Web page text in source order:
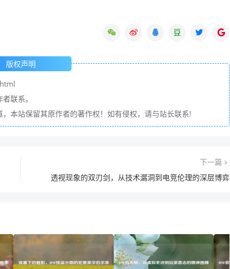
版权声明
联系。
本站保留其原作者的著作权！如有侵权，请与站长联系!
下一篇
透视现象的双刃剑，从技术漏洞到电竞伦理的深层博弈